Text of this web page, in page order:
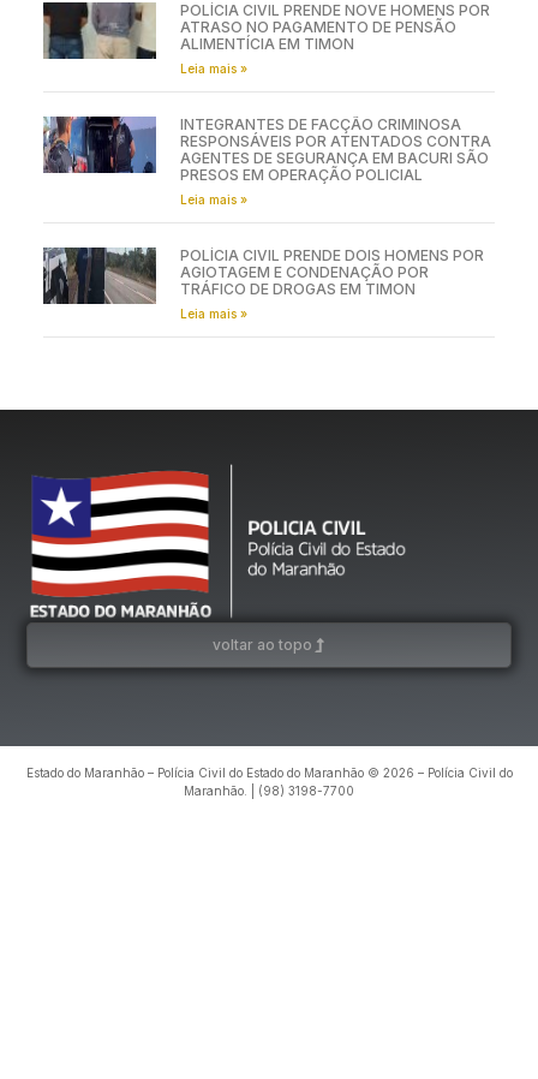
POLÍCIA CIVIL PRENDE NOVE HOMENS POR
ATRASO NO PAGAMENTO DE PENSÃO
ALIMENTÍCIA EM TIMON
Leia mais »
INTEGRANTES DE FACÇÃO CRIMINOSA
RESPONSÁVEIS POR ATENTADOS CONTRA
AGENTES DE SEGURANÇA EM BACURI SÃO
PRESOS EM OPERAÇÃO POLICIAL
Leia mais »
POLÍCIA CIVIL PRENDE DOIS HOMENS POR
AGIOTAGEM E CONDENAÇÃO POR
TRÁFICO DE DROGAS EM TIMON
Leia mais »
voltar ao topo
Estado do Maranhão – Polícia Civil do Estado do Maranhão © 2026 – Polícia Civil do
Maranhão. | (98) 3198-7700